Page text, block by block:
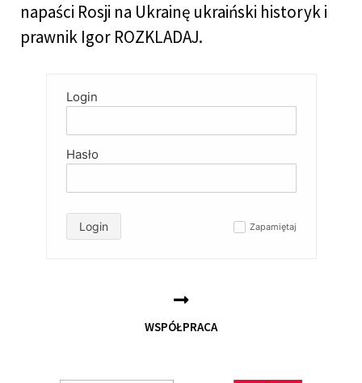
napaści Rosji na Ukrainę ukraiński historyk i
prawnik Igor ROZKLADAJ.
Login
Hasło
Zapamiętaj
Login
WSPÓŁPRACA